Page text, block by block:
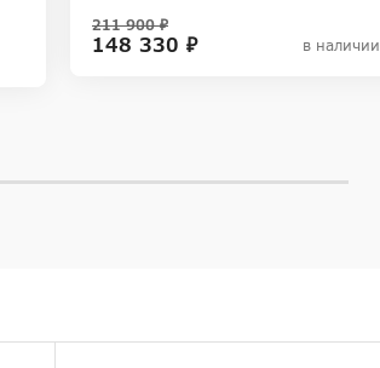
148 330 ₽
211 900 ₽
в наличии